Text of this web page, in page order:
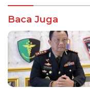
Baca Juga